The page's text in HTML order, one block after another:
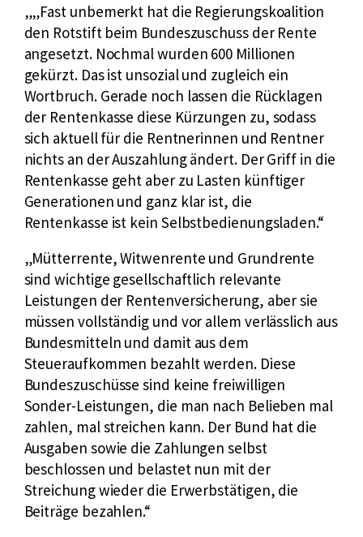
„Fast unbemerkt hat die Regierungskoalition
den Rotstift beim Bundeszuschuss der Rente
angesetzt. Nochmal wurden 600 Millionen
gekürzt. Das ist unsozial und zugleich ein
Wortbruch. Gerade noch lassen die Rücklagen
der Rentenkasse diese Kürzungen zu, sodass
sich aktuell für die Rentnerinnen und Rentner
nichts an der Auszahlung ändert. Der Griff in die
Rentenkasse geht aber zu Lasten künftiger
Generationen und ganz klar ist, die
Rentenkasse ist kein Selbstbedienungsladen.
Mütterrente, Witwenrente und Grundrente
sind wichtige gesellschaftlich relevante
Leistungen der Rentenversicherung, aber sie
müssen vollständig und vor allem verlässlich aus
Bundesmitteln und damit aus dem
Steueraufkommen bezahlt werden. Diese
Bundeszuschüsse sind keine freiwilligen
Sonder-Leistungen, die man nach Belieben mal
zahlen, mal streichen kann. Der Bund hat die
Ausgaben sowie die Zahlungen selbst
beschlossen und belastet nun mit der
Streichung wieder die Erwerbstätigen, die
Beiträge bezahlen.